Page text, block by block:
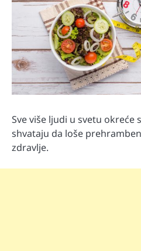
Sve više ljudi u svetu okreće
shvataju da loše
zdravlje.